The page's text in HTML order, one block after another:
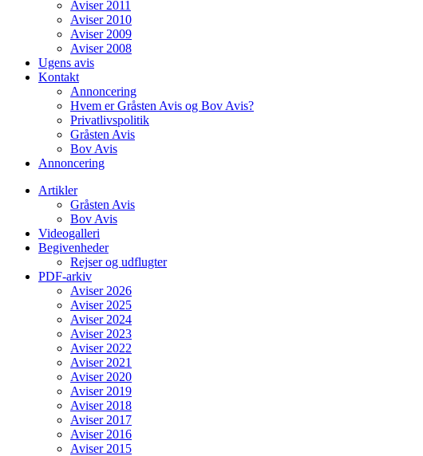
Aviser 2011
Aviser 2010
Aviser 2009
Aviser 2008
Ugens avis
Kontakt
Annoncering
Hvem er Gråsten Avis og Bov Avis?
Privatlivspolitik
Gråsten Avis
Bov Avis
Annoncering
Artikler
Gråsten Avis
Bov Avis
Videogalleri
Begivenheder
Rejser og udflugter
PDF-arkiv
Aviser 2026
Aviser 2025
Aviser 2024
Aviser 2023
Aviser 2022
Aviser 2021
Aviser 2020
Aviser 2019
Aviser 2018
Aviser 2017
Aviser 2016
Aviser 2015